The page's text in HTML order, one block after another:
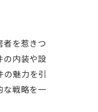
を惹きつ
の内装や設
魅力を引
な戦略を一